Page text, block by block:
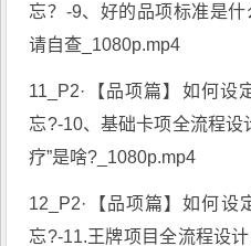
忘？-9、好的品项标准是什
请自查_1080p.mp4
11_P2·【品项篇】如何设
忘?-10、基础卡项全流程设
疗”是啥?_1080p.mp4
12_P2·【品项篇】如何设
忘?-11.王牌项目全流程设